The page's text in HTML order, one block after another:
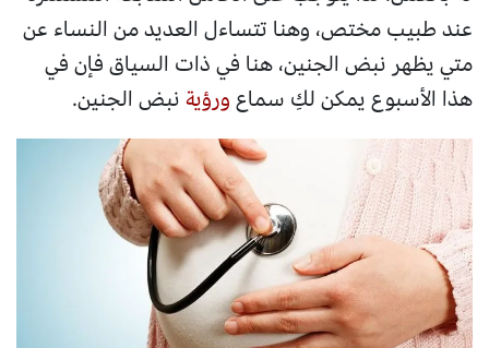
عند طبيب مختص، وهنا تتساءل العديد من النساء عن
متي يظهر نبض الجنين، هنا في ذات السياق فإن في
هذا الأسبوع يمكن لكِ سماعورؤيةنبض الجنين.